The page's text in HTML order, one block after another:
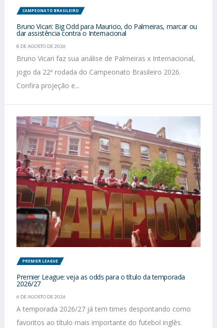
CAMPEONATO BRASILEIRO
Bruno Vicari: Big Odd para Mauricio, do Palmeiras, marcar ou
dar assistência contra o Internacional
8 DE AGOSTO DE 2026
Bruno Vicari faz sua análise de Palmeiras x Internacional,
jogo da 22ª rodada do Campeonato Brasileiro 2026.
Confira projeção e...
PREMIER LEAGUE
Premier League: veja as odds para o título da temporada
2026/27
6 DE AGOSTO DE 2026
A temporada 2026/27 já tem times despontando como
favoritos ao título mais importante do futebol inglês.